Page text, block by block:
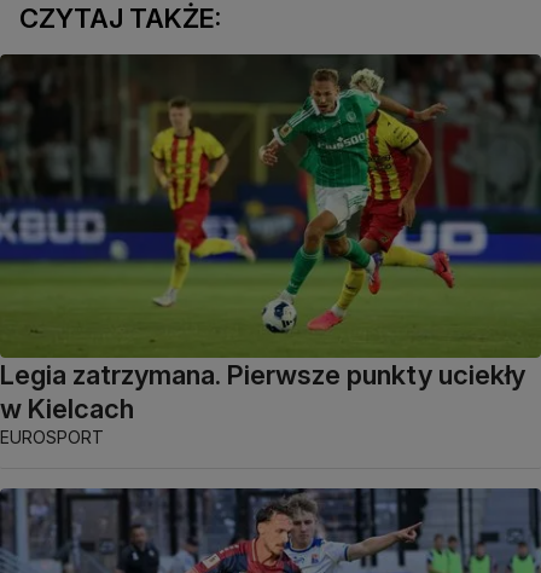
CZYTAJ TAKŻE:
Legia zatrzymana. Pierwsze punkty uciekły
w Kielcach
EUROSPORT